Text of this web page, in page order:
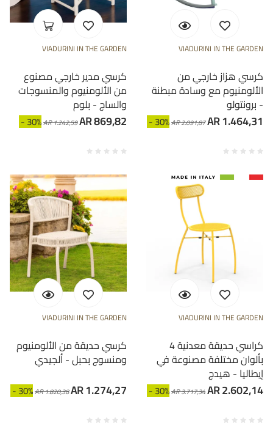
VIADURINI IN THE GARDEN
كرسي مدير خارجي مصنوع
من الألومنيوم والمنسوجات
والساج - بلوم
- 30%AR 1.242,59AR 869,82
VIADURINI IN THE GARDEN
كرسي هزاز خارجي من
الألومنيوم مع وسادة مبطنة
- برونتولو
- 30%AR 2.091,87AR 1.464,31
VIADURINI IN THE GARDEN
كرسي حديقة من الألومنيوم
ومنسوج بحبل - ألجيدي
- 30%AR 1.820,38AR 1.274,27
VIADURINI IN THE GARDEN
4 كراسي حديقة معدنية
بألوان مختلفة مصنوعة في
إيطاليا - هيدج
- 30%AR 3.717,34AR 2.602,14